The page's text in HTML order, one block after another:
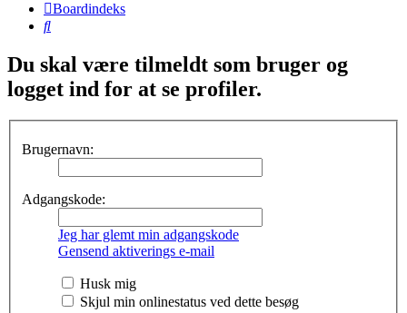
Boardindeks
Søg
Du skal være tilmeldt som bruger og
logget ind for at se profiler.
Brugernavn:
Adgangskode:
Jeg har glemt min adgangskode
Gensend aktiverings e-mail
Husk mig
Skjul min onlinestatus ved dette besøg